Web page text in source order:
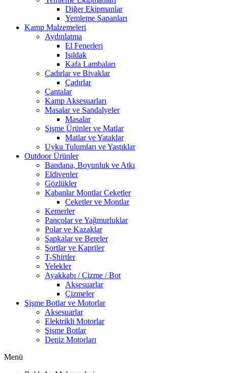
Diğer Ekipmanlar
Yemleme Sapanları
Kamp Malzemeleri
Aydınlatma
El Fenerleri
Işıldak
Kafa Lambaları
Çadırlar ve Bivaklar
Çadırlar
Çantalar
Kamp Aksesuarları
Masalar ve Sandalyeler
Masalar
Şişme Ürünler ve Matlar
Matlar ve Yataklar
Uyku Tulumları ve Yastıklar
Outdoor Ürünler
Bandana, Boyunluk ve Atkı
Eldivenler
Gözlükler
Kabanlar Montlar Ceketler
Ceketler ve Montlar
Kemerler
Pançolar ve Yağmurluklar
Polar ve Kazaklar
Şapkalar ve Bereler
Şortlar ve Kapriler
T-Shirtler
Yelekler
Ayakkabı / Çizme / Bot
Aksesuarlar
Çizmeler
Şişme Botlar ve Motorlar
Aksesuarlar
Elektrikli Motorlar
Şişme Botlar
Deniz Motorları
Menü